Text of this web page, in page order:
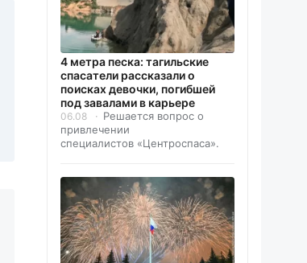
4 метра песка: тагильские
спасатели рассказали о
поисках девочки, погибшей
под завалами в карьере
06.08
Решается вопрос о
привлечении
специалистов «Центроспаса».